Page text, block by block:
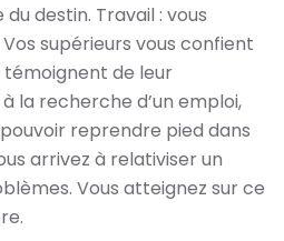
destin. Travail : vous
supérieurs vous confient
témoignent de leur
la recherche d’un emploi,
reprendre pied dans
arrivez à relativiser un
Vous atteignez sur ce